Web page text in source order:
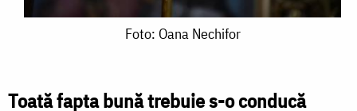
Foto: Oana Nechifor
Toată fapta bună trebuie s-o conducă